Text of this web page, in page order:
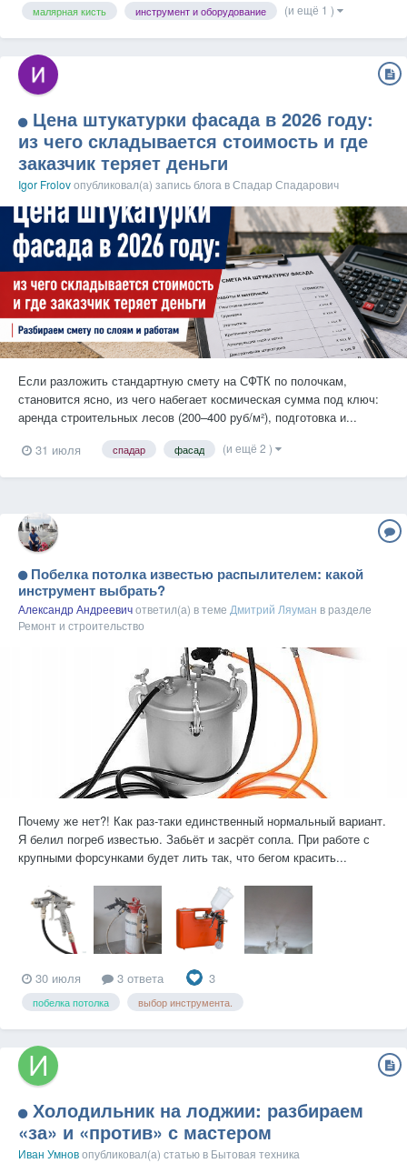
малярная кисть инструмент и оборудование (и ещё 1 )
Цена штукатурки фасада в 2026 году:
из чего складывается стоимость и где
заказчик теряет деньги
Igor Frolovопубликовал(а) запись блога вСпадар Спадарович
Если разложить стандартную смету на СФТК по полочкам,
становится ясно, из чего набегает космическая сумма под ключ:
аренда строительных лесов (200–400 руб/м²), подготовка и...
31 июля
спадар фасад (и ещё 2 )
Побелка потолка известью распылителем: какой
инструмент выбрать?
Александр Андреевичответил(а) в теме Дмитрий Ляуман в разделе
Ремонт и строительство
Почему же нет?! Как раз-таки единственный нормальный вариант.
Я белил погреб известью. Забьёт и засрёт сопла. При работе с
крупными форсунками будет лить так, что бегом красить...
30 июля 3 ответа 3
побелка потолка выбор инструмента.
Холодильник на лоджии: разбираем
«за» и «против» с мастером
Иван Умновопубликовал(а) статью в Бытовая техника